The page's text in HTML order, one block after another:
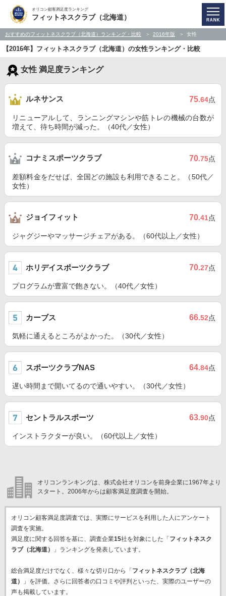
オリコン顧客満足度ランキング
フィットネスクラブ（北海道）
おすすめのフィットネスクラブ（北海道）ランキング・比較 2016年版 女性
【2016年】フィットネスクラブ（北海道）の女性ランキング・比較
女性 満足度ランキング
ルネサンス 75.64点
リニューアルして、ランニングマシンや筋トレの機械の台数が
増えて、待ち時間が減った。（40代／女性）
コナミスポーツクラブ 70.75点
差額料金をだせば、全国どの施設も利用できること。（50代／
女性）
ジョイフィット 70.41点
ジャグジーやマッサージチェアがある。（60代以上／女性）
ホリデイスポーツクラブ 70.27点
プログラムが豊富で飽きない。（40代／女性）
カーブス 66.52点
気軽に通えるところがよかった。（30代／女性）
スポーツクラブNAS 64.84点
遅い時間まで開いてるので通いやすい。（30代／女性）
セントラルスポーツ 63.90点
インストラクターが良い。（60代以上／女性）
オリコンランキングは、株式会社オリコンを前身企業に1967年より
スタート。2006年からは顧客満足度調査を開始。
オリコン顧客満足度調査では、実際にサービスを利用した 人にアンケート
調査を実施。
満足度に関する回答を基に、調査企業15社を対象にした「 フィットネスク
ラブ（北海道）
」ランキングを発表しています。
総合満足度だけでなく、様々な切り口から「 フィットネスクラブ（北海
道）
」を評価。さらに回答者の口コミや評判といった、実際のユーザーの
声も掲載しています。